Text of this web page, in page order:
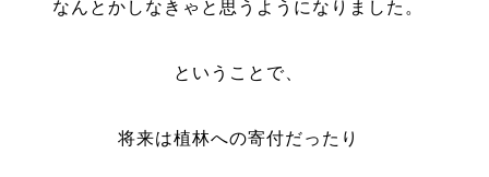
なんとかしなきゃと思うようになりました。
ということで、
将来は植林への寄付だったり